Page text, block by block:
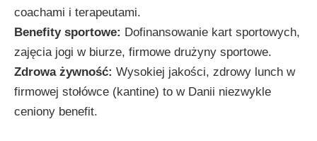
coachami i terapeutami.
Benefity sportowe: Dofinansowanie kart sportowych,
zajęcia jogi w biurze, firmowe drużyny sportowe.
Zdrowa żywność: Wysokiej jakości, zdrowy lunch w
firmowej stołówce (kantine) to w Danii niezwykle
ceniony benefit.